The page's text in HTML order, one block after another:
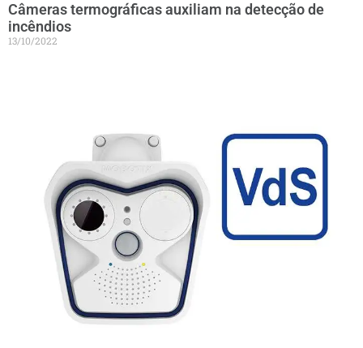
Câmeras termográficas auxiliam na detecção de
incêndios
13/10/2022